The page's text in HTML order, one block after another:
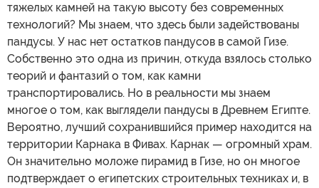
тяжелых камней на такую высоту без современных
технологий? Мы знаем, что здесь были задействованы
пандусы. У нас нет остатков пандусов в самой Гизе.
Собственно это одна из причин, откуда взялось столько
теорий и фантазий о том, как камни
транспортировались. Но в реальности мы знаем
многое о том, как выглядели пандусы в Древнем Египте.
Вероятно, лучший сохранившийся пример находится на
территории Карнака в Фивах. Карнак — огромный храм.
Он значительно моложе пирамид в Гизе, но он многое
подтверждает о египетских строительных техниках и, в